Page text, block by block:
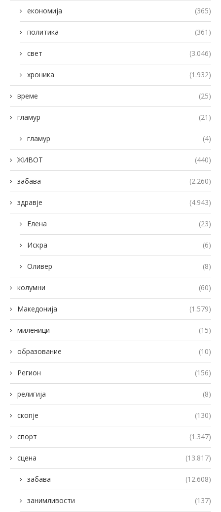
економија (365)
политика (361)
свет (3.046)
хроника (1.932)
време (25)
гламур (21)
гламур (4)
ЖИВОТ (440)
забава (2.260)
здравје (4.943)
Елена (23)
Искра (6)
Оливер (8)
колумни (60)
Македонија (1.579)
миленици (15)
образование (10)
Регион (156)
религија (8)
скопје (130)
спорт (1.347)
сцена (13.817)
забава (12.608)
занимливости (137)